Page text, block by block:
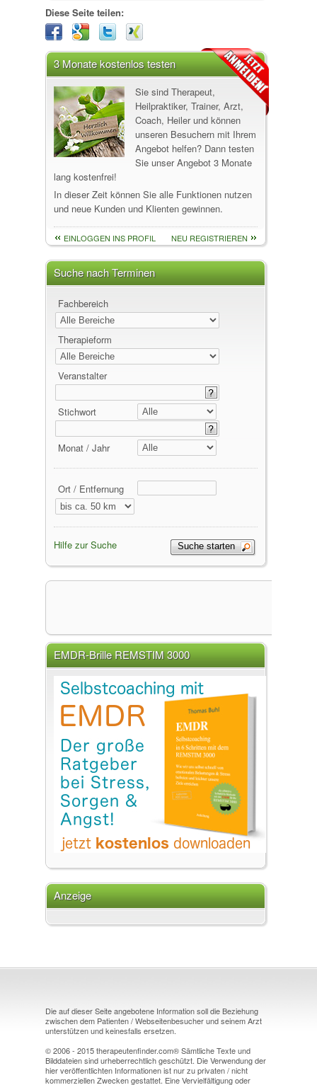
Diese Seite teilen:
3 Monate kostenlos testen
Sie sind Therapeut,
Heilpraktiker, Trainer, Arzt,
Coach, Heiler und können
unseren Besuchern mit Ihrem
Angebot helfen? Dann testen
Sie unser Angebot 3 Monate
lang kostenfrei!
In dieser Zeit können Sie alle Funktionen nutzen
und neue Kunden und Klienten gewinnen.
EINLOGGEN INS PROFIL NEU REGISTRIEREN
Suche nach Terminen
Fachbereich
Therapieform
Veranstalter
Stichwort
Monat / Jahr
Ort / Entfernung
Hilfe zur Suche
EMDR-Brille REMSTIM 3000
Anzeige
Die auf dieser Seite angebotene Information soll die Beziehung
zwischen dem Patienten / Webseitenbesucher und seinem Arzt
unterstützen und keinesfalls ersetzen.
© 2006 - 2015 therapeutenfinder.com® Sämtliche Texte und
Bilddateien sind urheberrechtlich geschützt. Die Verwendung der
hier veröffentlichten Informationen ist nur zu privaten / nicht
kommerziellen Zwecken gestattet. Eine Vervielfältigung oder